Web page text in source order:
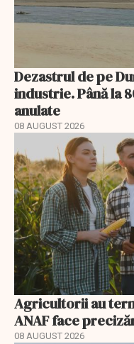
Dezastrul de pe
industrie. Până la
anulate
08 AUGUST 2026
Agricultorii au
ANAF face
08 AUGUST 2026